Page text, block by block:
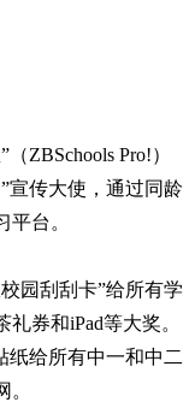
ZBSchools Pro!）
宣传大使，通过同龄
台。
园刮刮卡”给所有学
券和iPad等大奖。
纸给所有中一和中二